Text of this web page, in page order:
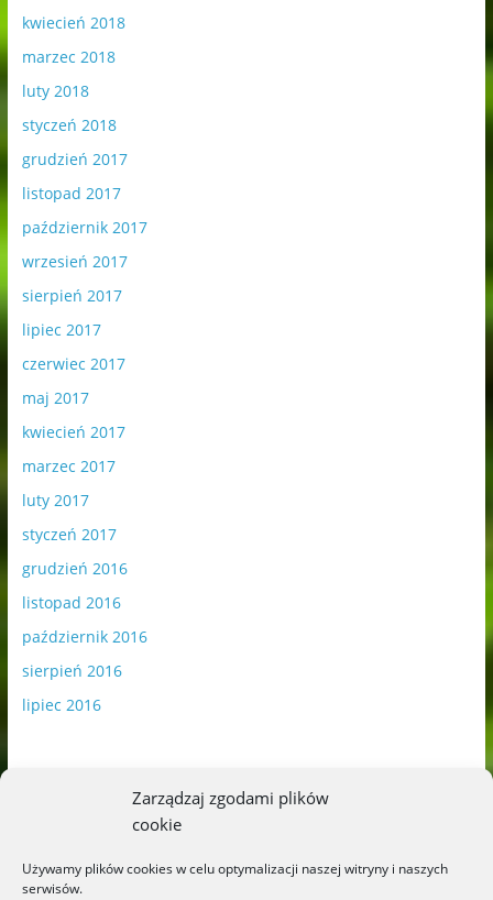
Zarządzaj zgodami plików
cookie
Używamy plików cookies w celu optymalizacji naszej witryny i naszych
serwisów.
kwiecień 2018
marzec 2018
luty 2018
styczeń 2018
grudzień 2017
listopad 2017
październik 2017
wrzesień 2017
sierpień 2017
lipiec 2017
czerwiec 2017
maj 2017
kwiecień 2017
marzec 2017
luty 2017
styczeń 2017
grudzień 2016
listopad 2016
październik 2016
sierpień 2016
lipiec 2016